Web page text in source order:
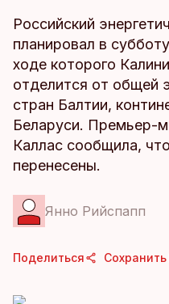
Российский
планировал в
ходе которого
отделится от общей
стран Балтии,
Беларуси. Премьер-
Каллас сообщила,
перенесены.
Янно Рийспапп
Поделиться Сохранить